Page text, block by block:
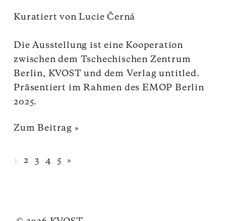
Kuratiert vonLucieČerná
Die Ausstellung ist eine Kooperation
zwischen dem Tschechischen Zentrum
Berlin, KVOST und dem Verlaguntitled.
Präsentiert im Rahmen des EMOP Berlin
2025.
Zum Beitrag »
1 2 3 4 5 »